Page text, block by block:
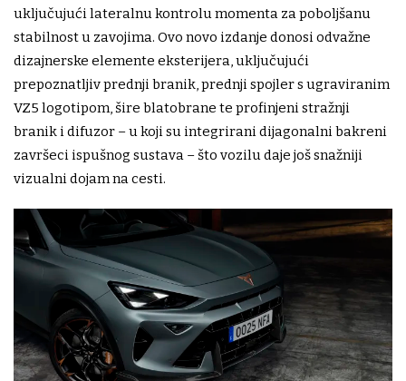
uključujući lateralnu kontrolu momenta za poboljšanu
stabilnost u zavojima. Ovo novo izdanje donosi odvažne
dizajnerske elemente eksterijera, uključujući
prepoznatljiv prednji branik, prednji spojler s ugraviranim
VZ5 logotipom, šire blatobrane te profinjeni stražnji
branik i difuzor – u koji su integrirani dijagonalni bakreni
završeci ispušnog sustava – što vozilu daje još snažniji
vizualni dojam na cesti.